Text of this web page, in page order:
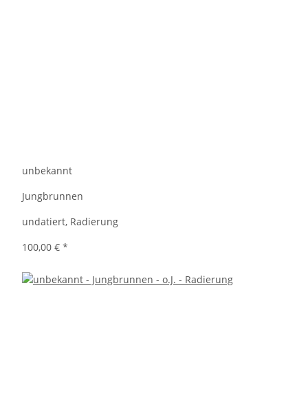
unbekannt
Jungbrunnen
undatiert, Radierung
100,00 € *